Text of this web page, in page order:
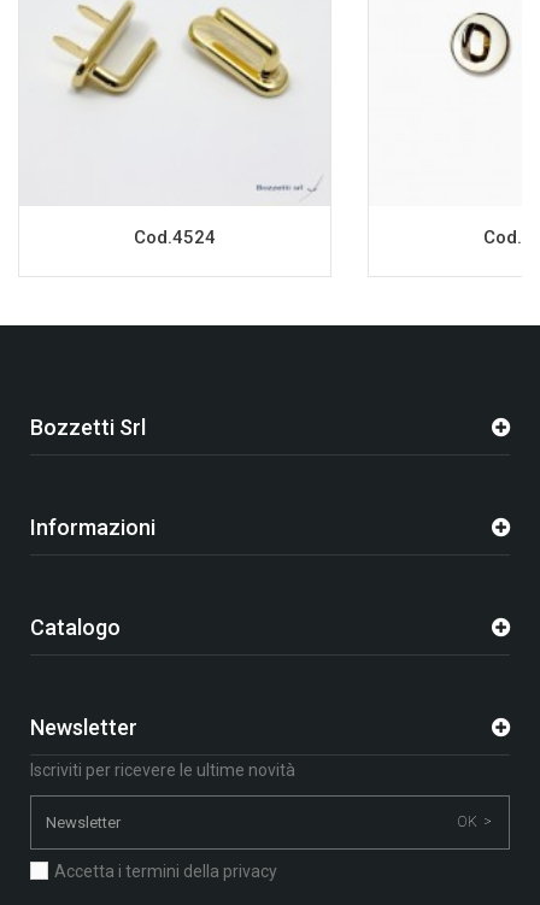
Cod.4524
Bozzetti Srl
Informazioni
Catalogo
Newsletter
Iscriviti per ricevere le ultime novità
OK >
Accetta i termini della privacy